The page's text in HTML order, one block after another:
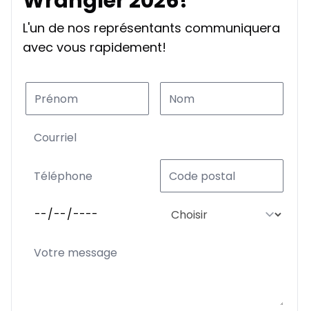
L'un de nos représentants communiquera
avec vous rapidement!